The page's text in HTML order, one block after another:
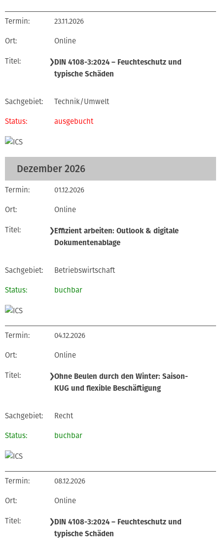
23.11.2026
Online
❯DIN 4108-3:2024 – Feuchteschutz und
typische Schäden
Technik/Umwelt
ausgebucht
Dezember 2026
01.12.2026
Online
❯Effizient arbeiten: Outlook & digitale
Dokumentenablage
Betriebswirtschaft
buchbar
04.12.2026
Online
❯Ohne Beulen durch den Winter: Saison-
KUG und flexible Beschäftigung
Recht
buchbar
08.12.2026
Online
❯DIN 4108-3:2024 – Feuchteschutz und
typische Schäden